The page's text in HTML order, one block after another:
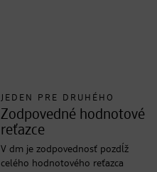
JEDEN PRE DRUHÉHO
Zodpovedné hodnotové
reťazce
V dm je zodpovednosť pozdĺž
celého hodnotového reťazca